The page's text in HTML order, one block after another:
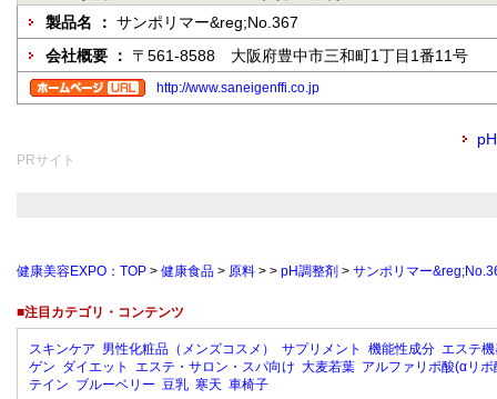
製品名 ： サンポリマー&reg;No.367
会社概要 ： 〒561-8588 大阪府豊中市三和町1丁目1番11号
http://www.saneigenffi.co.jp
PRサイト
健康美容EXPO：TOP > 健康食品 > 原料 > > pH調整剤 > サンポリマー
■注目カテゴリ・コンテンツ
スキンケア 男性化粧品（メンズコスメ） サプリメント 機能性成分 エステ
ゲン ダイエット エステ・サロン・スパ向け 大麦若葉 アルファリポ酸(αリポ
テイン ブルーベリー 豆乳 寒天 車椅子